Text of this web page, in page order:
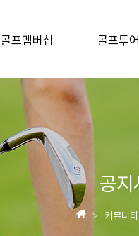
골프멤버십 골프투어
공지
> 커뮤니티